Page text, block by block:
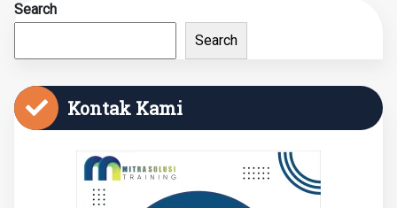
Search
Search
Kontak Kami